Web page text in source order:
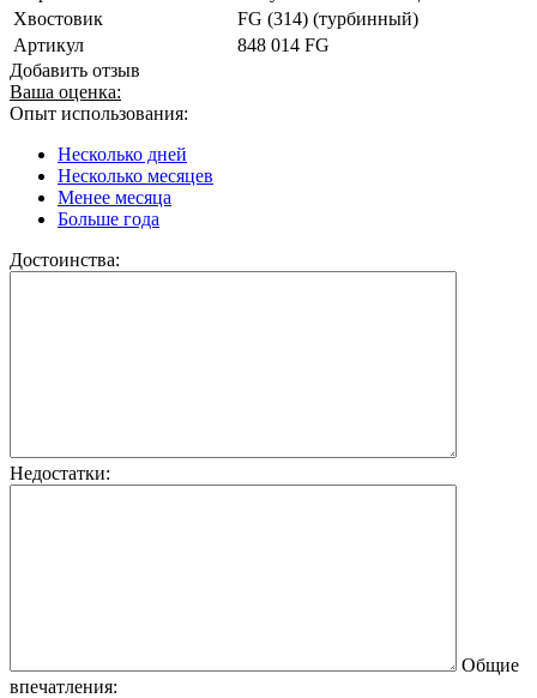
Хвостовик
FG (314) (турбинный)
Артикул
848 014 FG
Добавить отзыв
Ваша оценка:
Опыт использования:
Несколько дней
Несколько месяцев
Менее месяца
Больше года
Достоинства:
Недостатки:
Общие
впечатления: